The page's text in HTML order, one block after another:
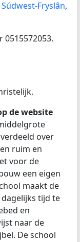
Súdwest-Fryslân,
de website
over
ruim en
voor de
een eigen
maakt de
tijd te
en
naar de
De school